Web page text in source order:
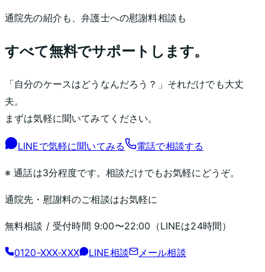
通院先の紹介も、弁護士への慰謝料相談も
すべて無料でサポートします。
「自分のケースはどうなんだろう？」それだけでも大丈
夫。
まずは気軽に聞いてみてください。
LINEで気軽に聞いてみる 電話で相談する
※ 通話は3分程度です。相談だけでもお気軽にどうぞ。
通院先・慰謝料のご相談はお気軽に
無料相談 / 受付時間 9:00〜22:00 （LINEは24時間）
0120-XXX-XXX LINE相談 メール相談